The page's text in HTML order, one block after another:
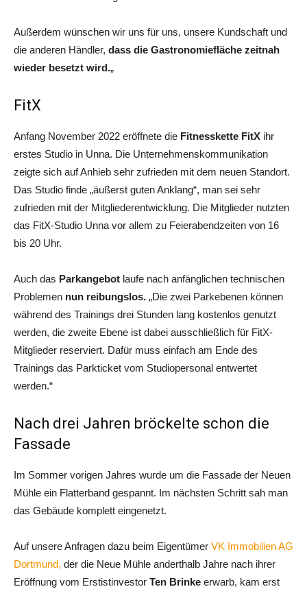
Außerdem wünschen wir uns für uns, unsere Kundschaft und
die anderen Händler, dass die Gastronomiefläche zeitnah
wieder besetzt wird.„
FitX
Anfang November 2022 eröffnete die Fitnesskette FitX ihr
erstes Studio in Unna. Die Unternehmenskommunikation
zeigte sich auf Anhieb sehr zufrieden mit dem neuen Standort.
Das Studio finde „äußerst guten Anklang“, man sei sehr
zufrieden mit der Mitgliederentwicklung. Die Mitglieder nutzten
das FitX-Studio Unna vor allem zu Feierabendzeiten von 16
bis 20 Uhr.
Auch das Parkangebot laufe nach anfänglichen technischen
Problemen nun reibungslos. „Die zwei Parkebenen können
während des Trainings drei Stunden lang kostenlos genutzt
werden, die zweite Ebene ist dabei ausschließlich für FitX-
Mitglieder reserviert. Dafür muss einfach am Ende des
Trainings das Parkticket vom Studiopersonal entwertet
werden.“
Nach drei Jahren bröckelte schon die
Fassade
Im Sommer vorigen Jahres wurde um die Fassade der Neuen
Mühle ein Flatterband gespannt. Im nächsten Schritt sah man
das Gebäude komplett eingenetzt.
Auf unsere Anfragen dazu beim Eigentümer VK Immobilien AG
Dortmund, der die Neue Mühle anderthalb Jahre nach ihrer
Eröffnung vom Erstistinvestor Ten Brinke erwarb, kam erst